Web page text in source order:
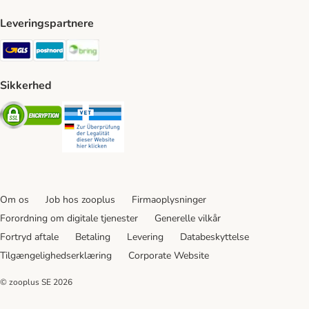
Leveringspartnere
GLS Shipping Method
Postnord Shipping Method
Sikkerhed
Security
Om os Job hos zooplus
Firmaoplysninger
Forordning om digitale tjenester
Generelle vilkår
Fortryd aftale
Betaling Levering
Databeskyttelse
Tilgængelighedserklæring
Corporate Website
© zooplus SE 2026